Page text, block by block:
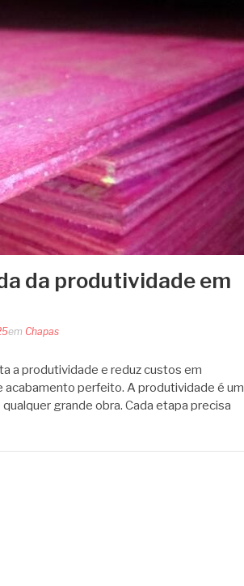
da produtividade em
em Chapas
a produtividade e reduz custos em
acabamento perfeito. A produtividade é um
grande obra. Cada etapa precisa